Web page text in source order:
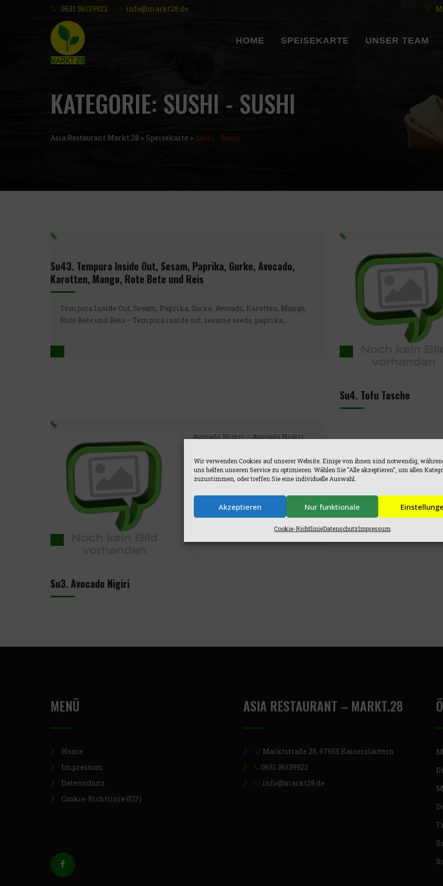
Wir verwenden Cookies auf unserer Website. Einige von ihnen sind notwendig,
uns helfen unseren Service zu optimieren. Wählen Sie "Alle akzeptieren", um allen
zuzustimmen, oder treffen Sie eine individuelle Auswahl.
Akzeptieren Nur funktionale
Cookie-RichtlinieDatenschutzImpressum
0631 36139922 info@markt28.de
HOME SPEISEKARTE UNSER TEAM
KATEGORIE: SUSHI - SUSHI
Asia Restaurant Markt.28 > Speisekarte > Sushi - Sushi
Su43. Tempura Inside Out, Sesam, Paprika, Gurke, Avocado,
Karotten, Mango, Rote Bete und Reis
Tempura Inside Out, Sesam, Paprika, Gurke, Avocado, Karotten, Mango,
Rote Bete und Reis – Tempura inside out, sesame seeds, paprika,…
7.50
Su4. Tofu Tasche
2.50
Su3. Avocado Nigiri
Avocado Nigiri – Avocado Nigiri
3.00
MENÜ
Home
Impressum
Datenschutz
Cookie-Richtlinie (EU)
ASIA RESTAURANT – MARKT.28
Marktstraße 28, 67655 Kaiserslautern
0631 36139922
info@markt28.de